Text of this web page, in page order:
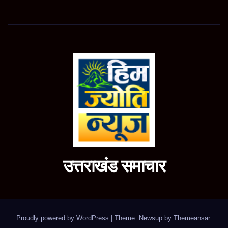
उत्तराखंड समाचार
Proudly powered by WordPress Theme: Newsup by Themeansar.